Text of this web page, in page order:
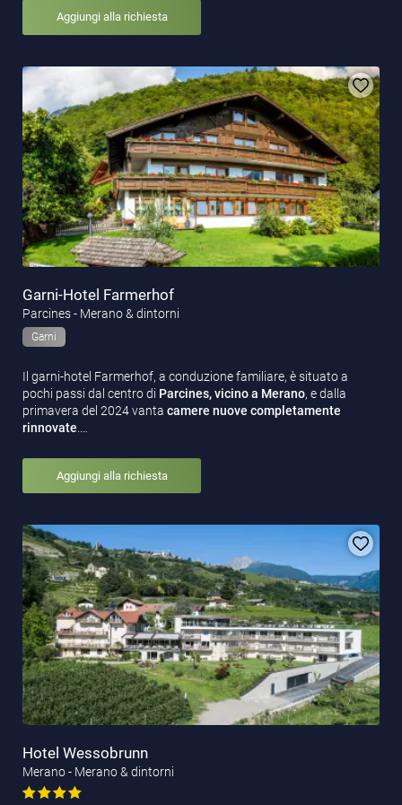
Aggiungi alla richiesta
Garni-Hotel Farmerhof
Parcines - Merano & dintorni
Garni
Il garni-hotel Farmerhof, a conduzione familiare, è situato a
pochi passi dal centro di Parcines, vicino a Merano, e dalla
primavera del 2024 vanta camere nuove completamente
rinnovate
Aggiungi alla richiesta
Hotel Wessobrunn
Merano - Merano & dintorni